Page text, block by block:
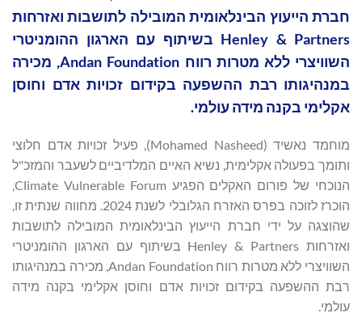
חברת הייעוץ הבינלאומית המובילה לתושבות ואזרחות
Henley & Partners בשיתוף עם הארגון ההומניטרי
השוויצרי ללא מטרות רווח Andan Foundation, מכירה
במנהיגותו רבת ההשפעה בקידום זכויות אדם וחוסן
אקלימי בקנה מידה עולמי.
מוחמד נאשיד (Mohamed Nasheed), פעיל זכויות אדם חלוצי
ותומך בפעולה אקלימית, נשיא האיים המלדיביים לשעבר והמזכ"ל
הנוכחי של פורום האקלים הפגיע Climate Vulnerable Forum,
הוכרז לזוכה בפרס האזרח הגלובלי לשנת 2024. מחווה שנתית זו,
שהוצגה על ידי חברת הייעוץ הבינלאומית המובילה לתושבות
ואזרחות Henley & Partners בשיתוף עם הארגון ההומניטרי
השוויצרי ללא מטרות רווח Andan Foundation, מכירה במנהיגותו
רבת ההשפעה בקידום זכויות אדם וחוסן אקלימי בקנה מידה
עולמי.